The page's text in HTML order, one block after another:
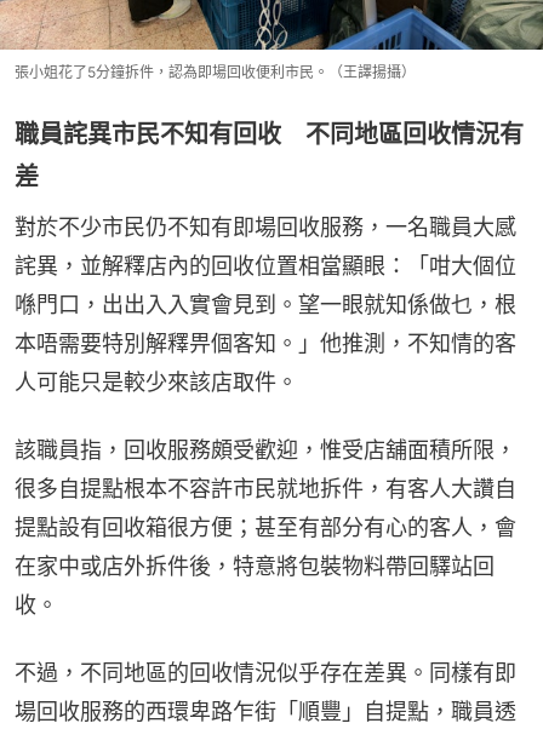
張小姐花了5分鐘拆件，認為即場回收便利市民。（王譯揚攝）
職員詫異市民不知有回收 不同地區回收情況有
差
對於不少市民仍不知有即場回收服務，一名職員大感
詫異，並解釋店內的回收位置相當顯眼：「咁大個位
喺門口，出出入入實會見到。望一眼就知係做乜，根
本唔需要特別解釋畀個客知。」他推測，不知情的客
人可能只是較少來該店取件。
該職員指，回收服務頗受歡迎，惟受店舖面積所限，
很多自提點根本不容許市民就地拆件，有客人大讚自
提點設有回收箱很方便；甚至有部分有心的客人，會
在家中或店外拆件後，特意將包裝物料帶回驛站回
收。
不過，不同地區的回收情況似乎存在差異。同樣有即
場回收服務的西環卑路乍街「順豐」自提點，職員透